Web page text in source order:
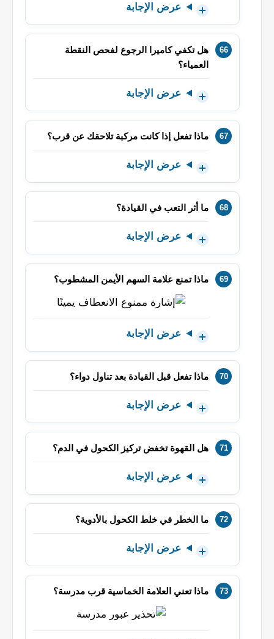
عرض الإجابة
هل تكفي كاميرا الرجوع لفحص النقطة
العمياء؟
عرض الإجابة
ماذا تفعل إذا كانت مركبة تلاحقك عن قرب؟
عرض الإجابة
ما أثر التعب في القيادة؟
عرض الإجابة
ماذا تمنع علامة السهم الأيمن المشطوب؟
عرض الإجابة
ماذا تفعل قبل القيادة بعد تناول دواء؟
عرض الإجابة
هل القهوة تخفض تركيز الكحول في الدم؟
عرض الإجابة
ما الخطر في خلط الكحول بالأدوية؟
عرض الإجابة
ماذا تعني العلامة الخماسية قرب مدرسة؟